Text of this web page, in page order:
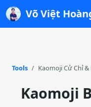
Võ Việt
Tools Kaomoji Cử Chỉ &
Kaomoji